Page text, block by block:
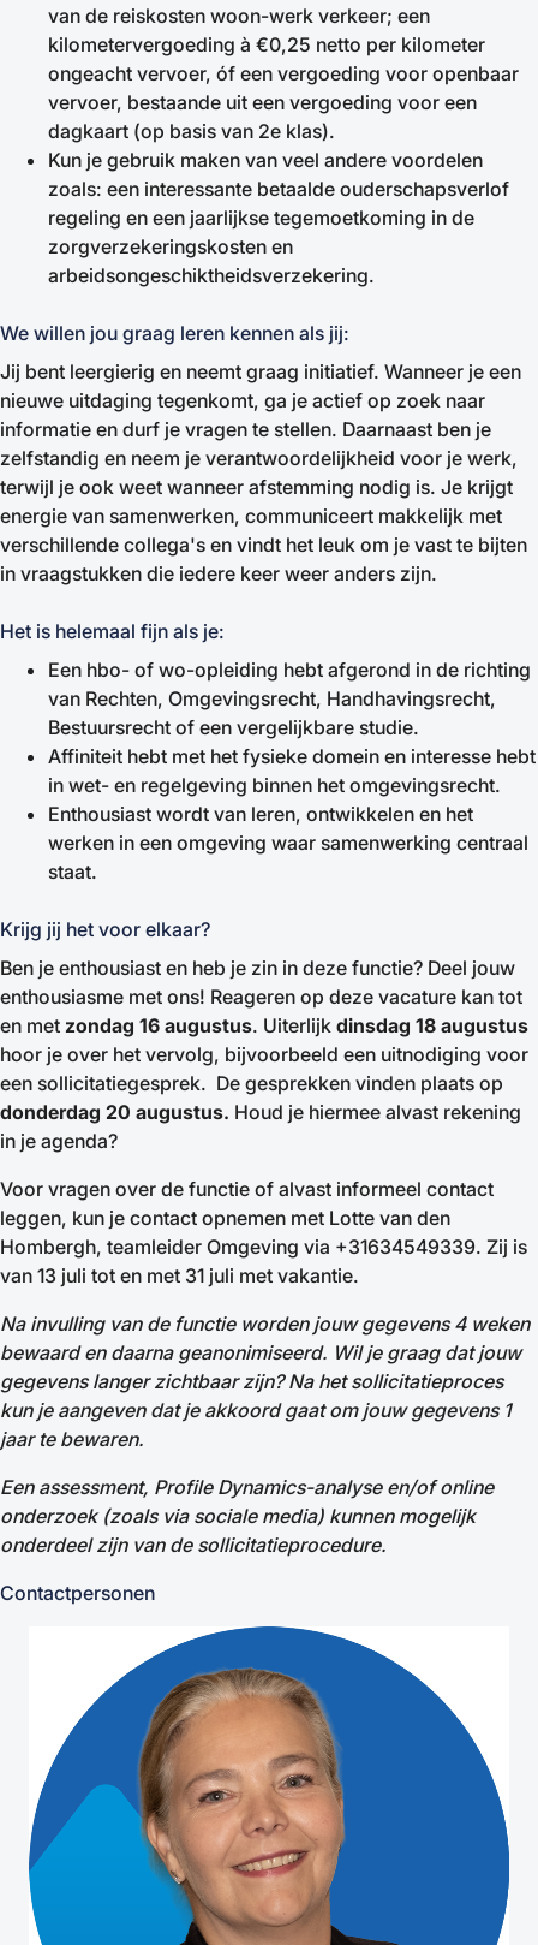
van de reiskosten woon-werk verkeer; een
kilometervergoeding à €0,25 netto per kilometer
ongeacht vervoer, óf een vergoeding voor openbaar
vervoer, bestaande uit een vergoeding voor een
dagkaart (op basis van 2e klas).
Kun je gebruik maken van veel andere voordelen
zoals: een interessante betaalde ouderschapsverlof
regeling en een jaarlijkse tegemoetkoming in de
zorgverzekeringskosten en
arbeidsongeschiktheidsverzekering.
We willen jou graag leren kennen als jij:
Jij bent leergierig en neemt graag initiatief. Wanneer je een
nieuwe uitdaging tegenkomt, ga je actief op zoek naar
informatie en durf je vragen te stellen. Daarnaast ben je
zelfstandig en neem je verantwoordelijkheid voor je werk,
terwijl je ook weet wanneer afstemming nodig is. Je krijgt
energie van samenwerken, communiceert makkelijk met
verschillende collega's en vindt het leuk om je vast te bijten
in vraagstukken die iedere keer weer anders zijn.
Het is helemaal fijn als je:
Een hbo- of wo-opleiding hebt afgerond in de richting
van Rechten, Omgevingsrecht, Handhavingsrecht,
Bestuursrecht of een vergelijkbare studie.
Affiniteit hebt met het fysieke domein en interesse hebt
in wet- en regelgeving binnen het omgevingsrecht.
Enthousiast wordt van leren, ontwikkelen en het
werken in een omgeving waar samenwerking centraal
staat.
Krijg jij het voor elkaar?
Ben je enthousiast en heb je zin in deze functie? Deel jouw
enthousiasme met ons! Reageren op deze vacature kan tot
en met zondag 16 augustus. Uiterlijk dinsdag 18 augustus
hoor je over het vervolg, bijvoorbeeld een uitnodiging voor
een sollicitatiegesprek. De gesprekken vinden plaats op
donderdag 20 augustus. Houd je hiermee alvast rekening
in je agenda?
Voor vragen over de functie of alvast informeel contact
leggen, kun je contact opnemen met Lotte van den
Hombergh, teamleider Omgeving via +31634549339. Zij is
van 13 juli tot en met 31 juli met vakantie.
Na invulling van de functie worden jouw gegevens 4 weken
bewaard en daarna geanonimiseerd. Wil je graag dat jouw
gegevens langer zichtbaar zijn? Na het sollicitatieproces
kun je aangeven dat je akkoord gaat om jouw gegevens 1
jaar te bewaren.
Een assessment, Profile Dynamics-analyse en/of online
onderzoek (zoals via sociale media) kunnen mogelijk
onderdeel zijn van de sollicitatieprocedure.
Contactpersonen